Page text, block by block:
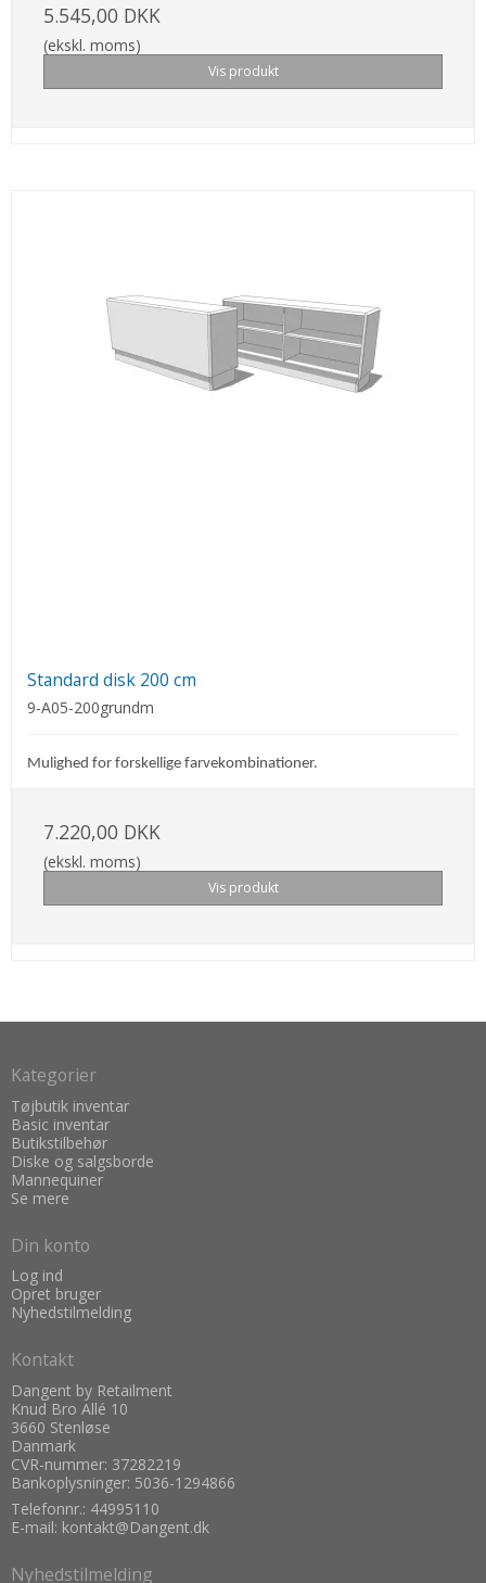
5.545,00 DKK
(ekskl. moms)
Vis produkt
Standard disk 200 cm
9-A05-200grundm
Mulighed for forskellige farvekombinationer.
7.220,00 DKK
(ekskl. moms)
Vis produkt
Kategorier
Tøjbutik inventar
Basic inventar
Butikstilbehør
Diske og salgsborde
Mannequiner
Se mere
Din konto
Log ind
Opret bruger
Nyhedstilmelding
Kontakt
Dangent by Retailment
Knud Bro Allé 10
3660 Stenløse
Danmark
CVR-nummer: 37282219
Bankoplysninger: 5036-1294866
Telefonnr.: 44995110
E-mail: kontakt@Dangent.dk
Nyhedstilmelding